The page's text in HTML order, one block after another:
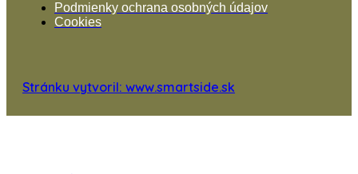
Podmienky ochrana osobných údajov
Cookies
Stránku vytvoril: www.smartside.sk